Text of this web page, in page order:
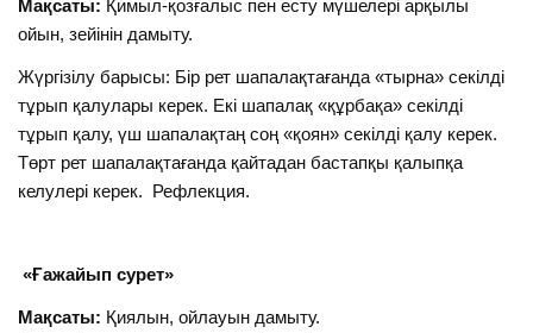
Мақсаты: Қимыл-қозғалыс пен есту мүшелері арқылы
ойын, зейінін дамыту.
Жүргізілу барысы: Бір рет шапалақтағанда «тырна» секілді
тұрып қалулары керек. Екі шапалақ «құрбақа» секілді
тұрып қалу, үш шапалақтаң соң «қоян» секілді қалу керек.
Төрт рет шапалақтағанда қайтадан бастапқы қалыпқа
келулері керек. Рефлекция.
«Ғажайып сурет»
Мақсаты: Қиялын, ойлауын дамыту.